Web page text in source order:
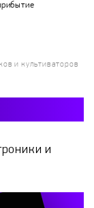
и культиваторов
и